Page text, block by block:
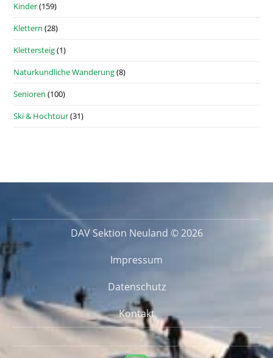
Kinder(159)
Klettern (28)
Klettersteig(1)
Naturkundliche Wanderung(8)
Senioren (100)
Ski & Hochtour(31)
DAV Sektion Neuland © 2026
Impressum
Datenschutz
Kontakt